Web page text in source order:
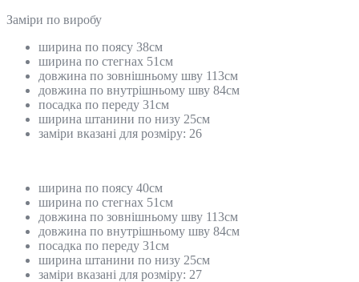
Замiри по виробу
ширина по поясу 38см
ширина по стегнах 51см
довжина по зовнішньому шву 113см
довжина по внутрішньому шву 84см
посадка по переду 31см
ширина штанини по низу 25см
заміри вказані для розміру: 26
ширина по поясу 40см
ширина по стегнах 51см
довжина по зовнішньому шву 113см
довжина по внутрішньому шву 84см
посадка по переду 31см
ширина штанини по низу 25см
заміри вказані для розміру: 27